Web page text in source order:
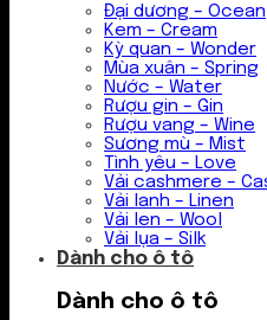
Đại dương – Ocean
Kem – Cream
Kỳ quan – Wonder
Mùa xuân – Spring
Nước – Water
Rượu gin – Gin
Rượu vang – Wine
Sương mù – Mist
Tình yêu – Love
Vải cashmere –
Vải lanh – Linen
Vải len – Wool
Vải lụa – Silk
Dành cho ô tô
Dành cho ô tô